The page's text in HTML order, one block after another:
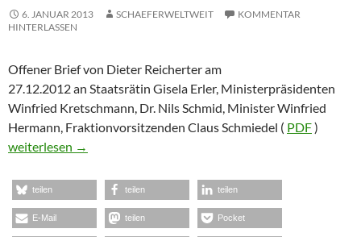
6. JANUAR 2013 SCHAEFERWELTWEIT
KOMMENTAR
HINTERLASSEN
Offener Brief von Dieter Reicherter am
27.12.2012 an Staatsrätin Gisela Erler, Ministerpräsidenten
Winfried Kretschmann, Dr. Nils Schmid, Minister Winfried
Hermann, Fraktionvorsitzenden Claus Schmiedel ( PDF)
Dieter Reicherter zur Volksabstimmung an die
weiterlesen →
teilen teilen teilen
E-Mail teilen Pocket